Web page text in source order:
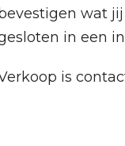
wat
in een
is